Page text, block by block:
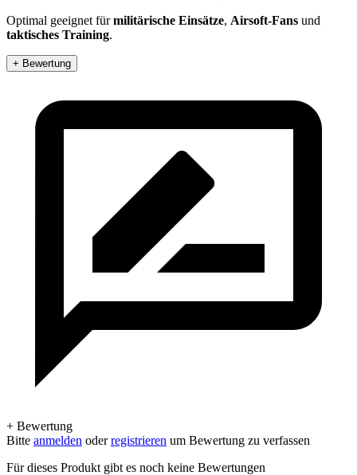
Optimal geeignet fürmilitärische Einsätze, Airsoft-Fans und
taktisches Training.
+ Bewertung
+ Bewertung
Bitte anmelden oderregistrieren um Bewertung zu verfassen
Für dieses Produkt gibt es noch keine Bewertungen